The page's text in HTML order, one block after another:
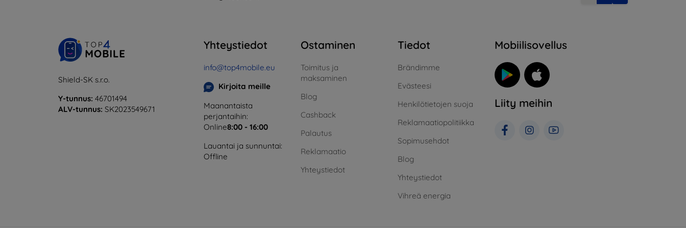
Shield-SK s.r.o.
Y-tunnus: 46701494
ALV-tunnus: SK2023549671
Yhteystiedot
info@top4mobile.eu
Kirjoita meille
Maanantaista
perjantaihin:
Online8:00 - 16:00
Lauantai ja sunnuntai:
Offline
Ostaminen
Toimitus ja
maksaminen
Blog
Cashback
Palautus
Reklamaatio
Yhteystiedot
Tiedot
Brändimme
Evästeesi
Henkilötietojen suoja
Reklamaatiopolitiikka
Sopimusehdot
Blog
Yhteystiedot
Vihreä energia
Mobiilisovellus
Liity meihin